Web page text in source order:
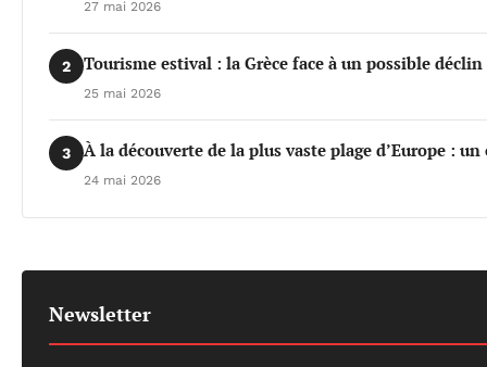
27 mai 2026
2 Tourisme estival : la Grèce face à un possible déclin
25 mai 2026
3 À la découverte de la plus vaste plage d’Europe :
24 mai 2026
Newsletter